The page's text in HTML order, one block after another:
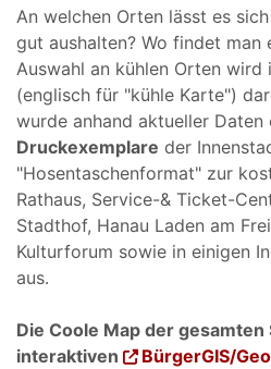
An welchen Orten lässt es
gut aushalten? Wo findet man
Auswahl an kühlen Orten
(englisch für "kühle Karte")
wurde anhand aktueller Daten
Druckexemplare der
"Hosentaschenformat" zur
Rathaus, Service-& Ticket-
Stadthof, Hanau Laden am
Kulturforum sowie in einigen
aus.
Die Coole Map der gesamten
interaktiven
BürgerGIS/